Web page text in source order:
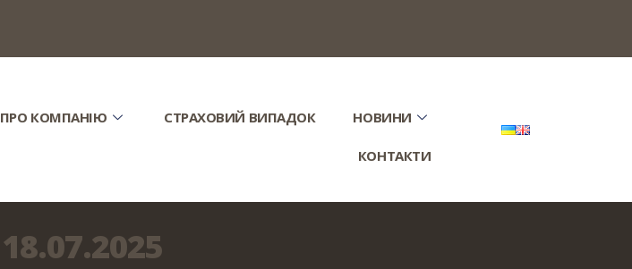
ПРО КОМПАНІЮ СТРАХОВИЙ ВИПАДОК НОВИНИ
КОНТАКТИ
18.07.2025